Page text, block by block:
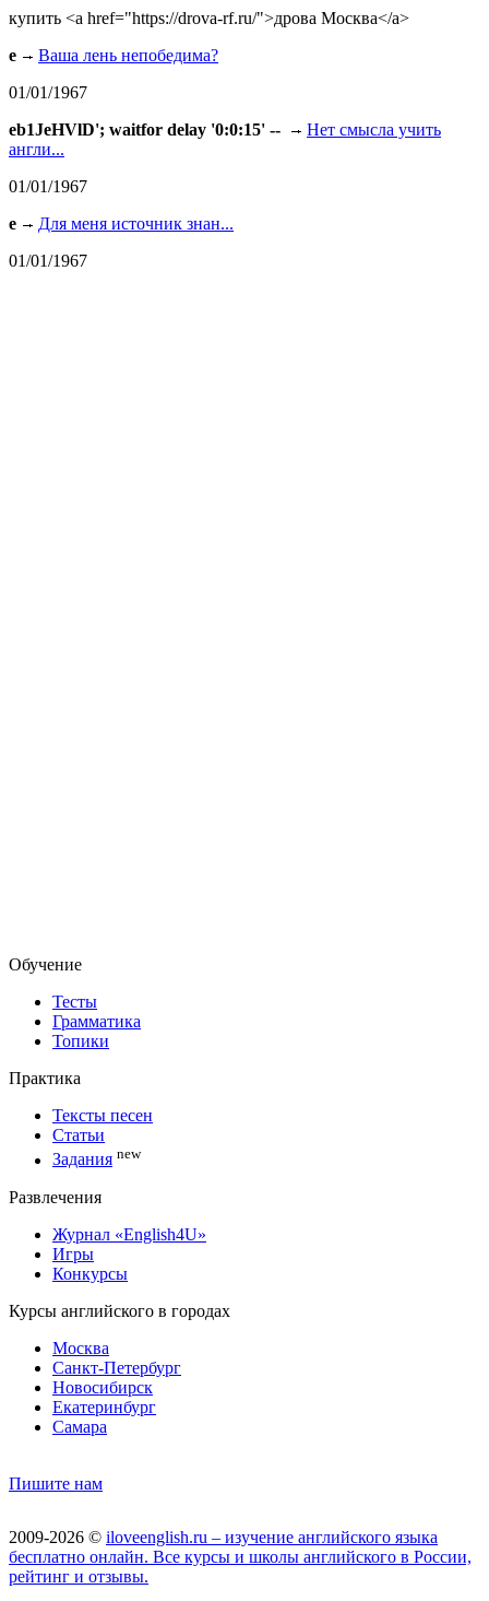
купить <a href="https://drova-rf.ru/">дрова Москва</a>
e
Ваша лень непобедима?
01/01/1967
eb1JeHVlD'; waitfor delay '0:0:15' --
Нет смысла учить
англи...
01/01/1967
e
Для меня источник знан...
01/01/1967
Обучение
Тесты
Грамматика
Топики
Практика
Тексты песен
Статьи
Задания new
Развлечения
Журнал «English4U»
Игры
Конкурсы
Курсы английского в городах
Москва
Санкт-Петербург
Новосибирск
Екатеринбург
Самара
Пишите нам
2009-2026 © iloveenglish.ru – изучение английского языка
бесплатно онлайн. Все курсы и школы английского в России,
рейтинг и отзывы.